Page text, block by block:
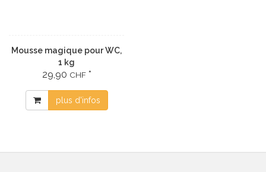
Mousse magique pour WC,
1 kg
29,90 CHF*
plus d'infos